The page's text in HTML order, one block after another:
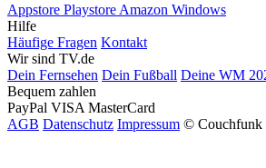
Appstore Playstore Amazon Windows
Hilfe
Häufige Fragen Kontakt
Wir sind TV.de
Dein Fernsehen Dein Fußball Deine WM
Bequem zahlen
PayPal VISA MasterCard
AGB Datenschutz Impressum © Couchfunk